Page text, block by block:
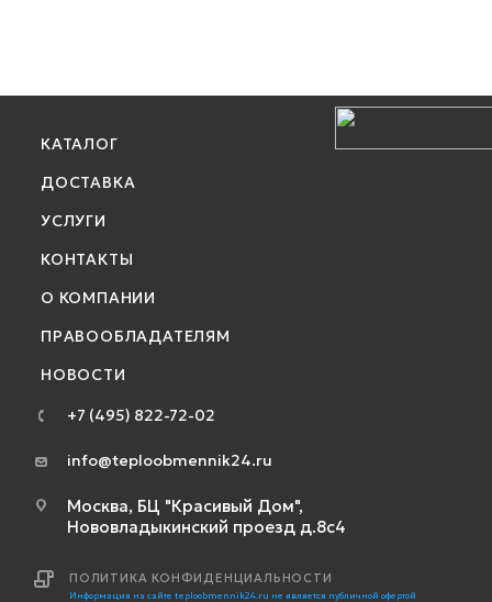
КАТАЛОГ
ДОСТАВКА
УСЛУГИ
КОНТАКТЫ
О КОМПАНИИ
ПРАВООБЛАДАТЕЛЯМ
НОВОСТИ
+7 (495) 822-72-02
info@teploobmennik24.ru
Москва, БЦ "Красивый Дом",
Нововладыкинский проезд д.8с4
ПОЛИТИКА КОНФИДЕНЦИАЛЬНОСТИ
Информация на сайте teploobmennik24.ru не является публичной офертой